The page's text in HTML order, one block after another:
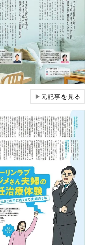
▶元記事を見る